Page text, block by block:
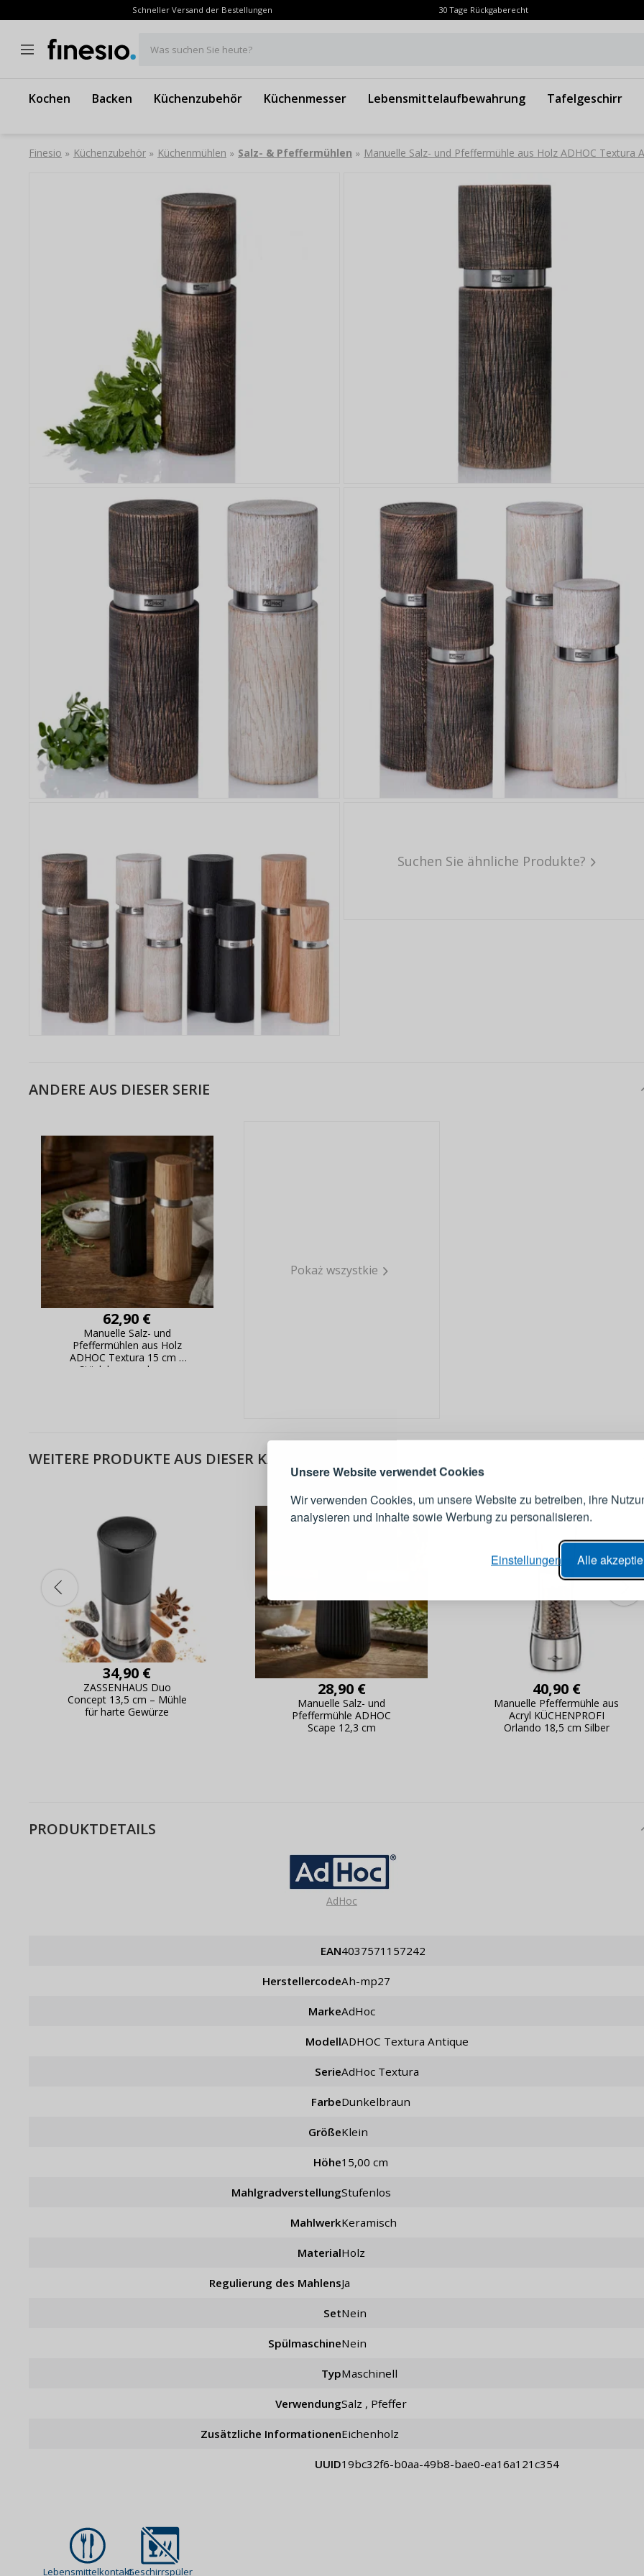
Unsere Website verwendet Cookies
Wir verwenden Cookies, um unsere Website zu betreiben, ihre
analysieren und Inhalte sowie Werbung zu personalisieren.
Alle
Einstellungen
Schneller Versand der Bestellungen 30 Tage Rückgaberecht
Was suchen Sie heute?
Kochen Backen Küchenzubehör Küchenmesser Lebensmittelaufbewahrung Tafelgeschirr
Finesio » Küchenzubehör » Küchenmühlen » Salz- & Pfeffermühlen » Manuelle Salz- und Pfeffermühle aus Holz ADHOC Textura
Suchen Sie ähnliche Produkte?
ANDERE AUS DIESER SERIE
62,90 €
Manuelle Salz- und
Pfeffermühlen aus Holz
ADHOC Textura 15 cm 2
Stück braun-schwarz
Pokaż wszystkie
WEITERE PRODUKTE AUS DIESER KATEGORIE
34,90 €
ZASSENHAUS Duo
Concept 13,5 cm – Mühle
für harte Gewürze
28,90 €
Manuelle Salz- und
Pfeffermühle ADHOC
Scape 12,3 cm
40,90 €
Manuelle Pfeffermühle aus
Acryl KÜCHENPROFI
Orlando 18,5 cm Silber
PRODUKTDETAILS
AdHoc
EAN 4037571157242
Herstellercode ah-mp27
Marke AdHoc
Modell ADHOC Textura Antique
Serie AdHoc Textura
Farbe Dunkelbraun
Größe klein
Höhe 15,00 cm
Mahlgradverstellung stufenlos
Mahlwerk keramisch
Material Holz
Regulierung des Mahlens ja
Set nein
Spülmaschine Nein
Typ maschinell
Verwendung Salz , Pfeffer
Zusätzliche Informationen Eichenholz
UUID 19bc32f6-b0aa-49b8-bae0-ea16a121c354
LebensmittelkontaktGeschirrspüler
Live-Überblick über Änderungen an der
Bestellung,
E-Mail-Adresse
Passwort